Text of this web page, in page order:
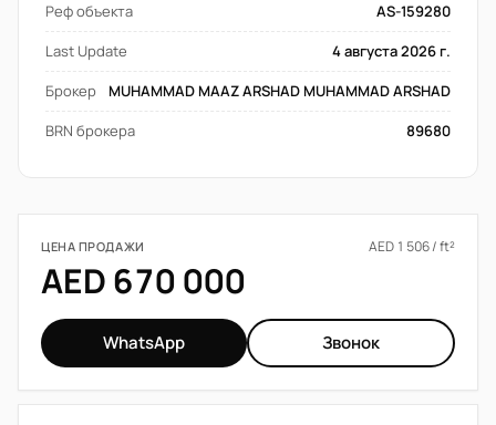
Реф объекта
AS-159280
Last Update
4 августа 2026 г.
Брокер
MUHAMMAD MAAZ ARSHAD MUHAMMAD ARSHAD
BRN брокера
89680
ЦЕНА ПРОДАЖИ AED 1 506 / ft²
AED 670 000
WhatsApp Звонок